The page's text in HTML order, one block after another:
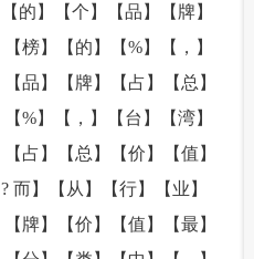
的】【个】【品】【牌】
榜】【的】【%】【，】
品】【牌】【占】【总】
%】【，】【台】【湾】
占】【总】【价】【值】
而】【从】【行】【业】
牌】【价】【值】【最】